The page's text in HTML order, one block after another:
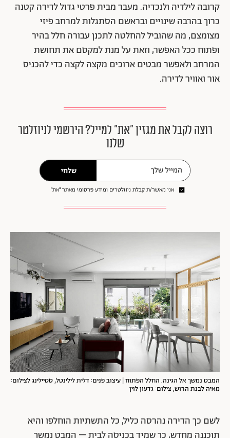
קרובה לילדיה ולנכדיה. מעבר מבית פרטי גדול לדירה קטנה
כרוך בהרבה שינויים ובראשם הסתגלות למרחב פיזי
מצומצם, מה שהוביל להחלטה לתכנן עבורה חלל בהיר
ופתוח ככל האפשר, וזאת על מנת למקסם את תחושת
המרחב ולאפשר מבטים ארוכים מקצה לקצה כדי להכניס
אור ואוויר לדירה.
רוצה לקבל את מגזין ״את״ למייל? הירשמי לניוזלטר
שלנו
שלחי
אני מאשר/ת קבלת ניוזלטרים ומידע פרסומי מאתר ״את״
המבט נמשך אל הגינה. החלל הפתוח | עיצוב פנים: דלית לילינטל, סטיילינג לצילום:
מאיה לבנת הרוש, צילום: גדעון לוין
לשם כך הדירה נהרסה כליל, כל התשתיות הוחלפו והיא